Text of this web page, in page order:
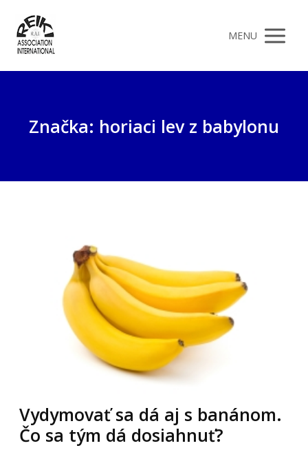
MENU
Značka: horiaci lev z babylonu
Vydymovať sa dá aj s banánom.
Čo sa tým dá dosiahnuť?